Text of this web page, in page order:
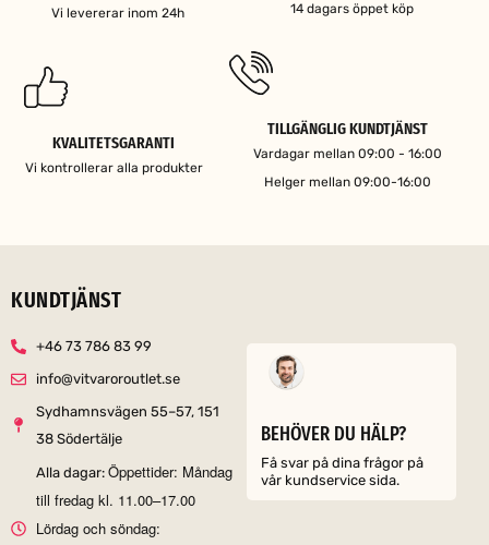
Vi levererar inom 24h 14 dagars öppet köp
KVALITETSGARANTI
Vi kontrollerar alla produkter
TILLGÄNGLIG KUNDTJÄNST
Vardagar mellan 09:00 - 16:00
Helger mellan 09:00-16:00
KUNDTJÄNST
+46 73 786 83 99
info@vitvaroroutlet.se
Sydhamnsvägen 55–57, 151
38 Södertälje
Alla dagar: Öppettider: Måndag
till fredag kl. 11.00–17.00
Lördag och söndag:
BEHÖVER DU HÄLP?
Få svar på dina frågor på
vår kundservice sida.